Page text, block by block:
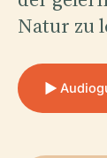
Natur zu